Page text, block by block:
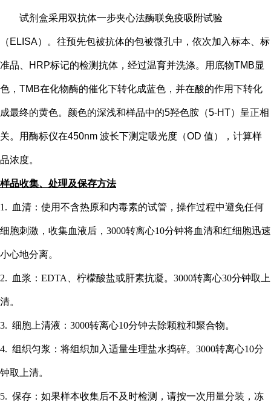
试剂盒采用双抗体一步夹心法酶联免疫吸附试验
（ ELISA）。往预先包被抗体的包被微孔中，依次加入标本、标
准品、HRP标记的检测抗体，经过温育并洗涤。用底物TMB显
色，TMB在化物酶的催化下转化成蓝色，并在酸的作用下转化
成最终的黄色。颜色的深浅和样品中的5羟色胺（5-HT） 呈正相
关。用酶标仪在450nm 波长下测定吸光度（OD 值），计算样
品浓度。
样品收集、处理及保存方法
1. 血清：使用不含热原和内毒素的试管，操作过程中避免任何
细胞刺激，收集血液后，3000转离心10分钟将血清和红细胞迅速
小心地分离。
2. 血浆：EDTA、柠檬酸盐或肝素抗凝。3000转离心30分钟取上
清。
3. 细胞上清液：3000转离心10分钟去除颗粒和聚合物。
4. 组织匀浆：将组织加入适量生理盐水捣碎。3000转离心10分
钟取上清。
5. 保存：如果样本收集后不及时检测，请按一次用量分装，冻